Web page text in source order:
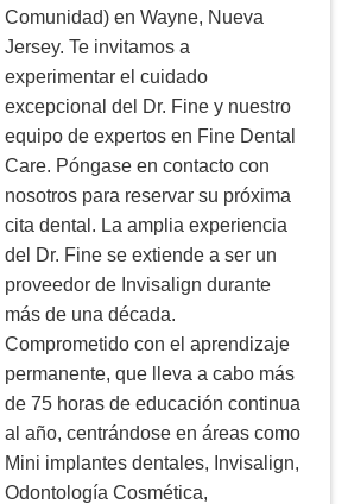
Comunidad) en Wayne, Nueva
Jersey. Te invitamos a
experimentar el cuidado
excepcional del Dr. Fine y nuestro
equipo de expertos en Fine Dental
Care. Póngase en contacto con
nosotros para reservar su próxima
cita dental. La amplia experiencia
del Dr. Fine se extiende a ser un
proveedor de Invisalign durante
más de una década.
Comprometido con el aprendizaje
permanente, que lleva a cabo más
de 75 horas de educación continua
al año, centrándose en áreas como
Mini implantes dentales, Invisalign,
Odontología Cosmética,